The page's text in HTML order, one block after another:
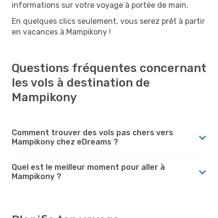
informations sur votre voyage à portée de main.
En quelques clics seulement, vous serez prêt à partir
en vacances à Mampikony !
Questions fréquentes concernant
les vols à destination de
Mampikony
Comment trouver des vols pas chers vers
Mampikony chez eDreams ?
Quel est le meilleur moment pour aller à
Mampikony ?